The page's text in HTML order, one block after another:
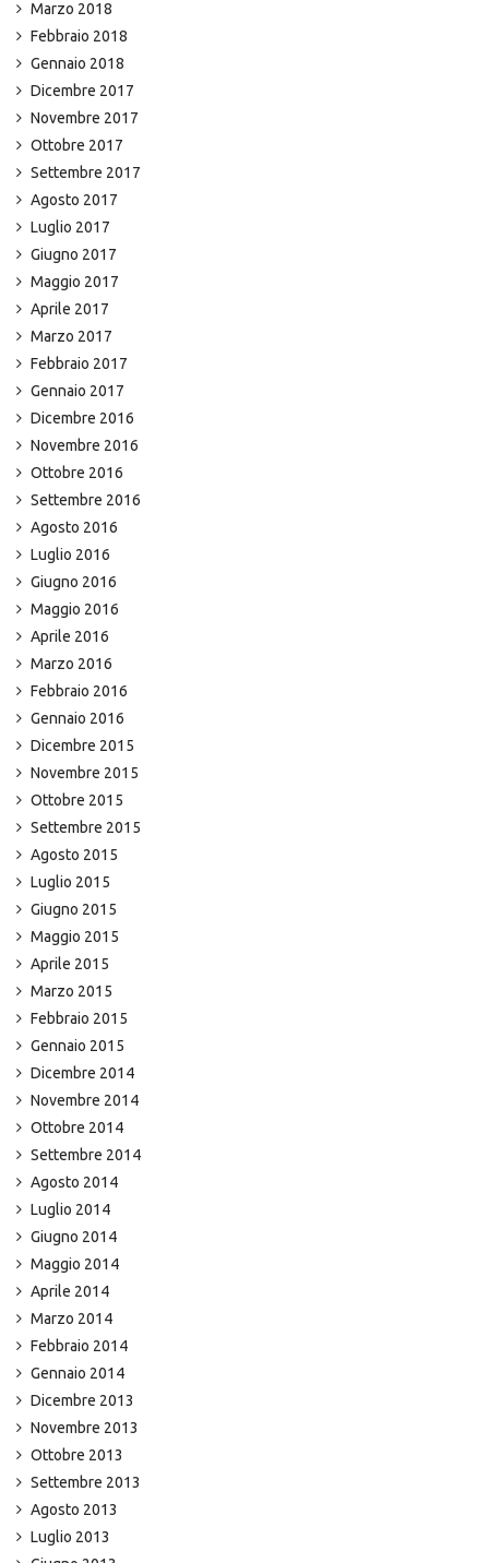
Marzo 2018
Febbraio 2018
Gennaio 2018
Dicembre 2017
Novembre 2017
Ottobre 2017
Settembre 2017
Agosto 2017
Luglio 2017
Giugno 2017
Maggio 2017
Aprile 2017
Marzo 2017
Febbraio 2017
Gennaio 2017
Dicembre 2016
Novembre 2016
Ottobre 2016
Settembre 2016
Agosto 2016
Luglio 2016
Giugno 2016
Maggio 2016
Aprile 2016
Marzo 2016
Febbraio 2016
Gennaio 2016
Dicembre 2015
Novembre 2015
Ottobre 2015
Settembre 2015
Agosto 2015
Luglio 2015
Giugno 2015
Maggio 2015
Aprile 2015
Marzo 2015
Febbraio 2015
Gennaio 2015
Dicembre 2014
Novembre 2014
Ottobre 2014
Settembre 2014
Agosto 2014
Luglio 2014
Giugno 2014
Maggio 2014
Aprile 2014
Marzo 2014
Febbraio 2014
Gennaio 2014
Dicembre 2013
Novembre 2013
Ottobre 2013
Settembre 2013
Agosto 2013
Luglio 2013